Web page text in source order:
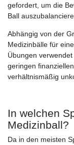
gefordert, um die
Ball
Abhängig von der
Medizinbälle für
Übungen
geringen
verhältnismäßig
In welchen
Medizinball?
Da in den meisten